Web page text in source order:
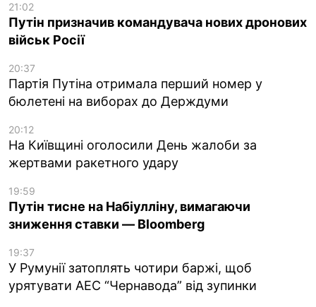
21:02
Путін призначив командувача нових дронових
військ Росії
20:37
Партія Путіна отримала перший номер у
бюлетені на виборах до Держдуми
20:12
На Київщині оголосили День жалоби за
жертвами ракетного удару
19:59
Путін тисне на Набіулліну, вимагаючи
зниження ставки — Bloomberg
19:37
У Румунії затоплять чотири баржі, щоб
урятувати АЕС “Чернавода” від зупинки